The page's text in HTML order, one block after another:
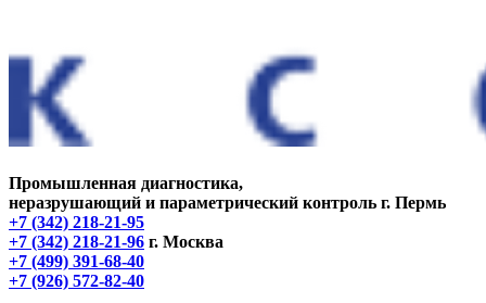
Промышленная диагностика,
неразрушающий и параметрический контроль г. Пермь
+7 (342) 218-21-95
+7 (342) 218-21-96 г. Москва
+7 (499) 391-68-40
+7 (926) 572-82-40